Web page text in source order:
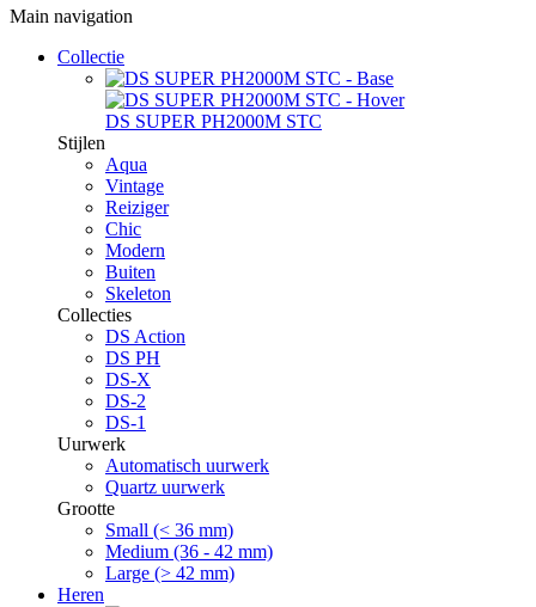
Main navigation
Collectie
DS SUPER PH2000M STC
Stijlen
Aqua
Vintage
Reiziger
Chic
Modern
Buiten
Skeleton
Collecties
DS Action
DS PH
DS-X
DS-2
DS-1
Uurwerk
Automatisch uurwerk
Quartz uurwerk
Grootte
Small (< 36 mm)
Medium (36 - 42 mm)
Large (> 42 mm)
Heren